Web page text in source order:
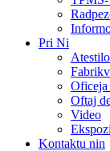
Pri Ni
Atestilo
Oftaj
Video
Kontaktu nin